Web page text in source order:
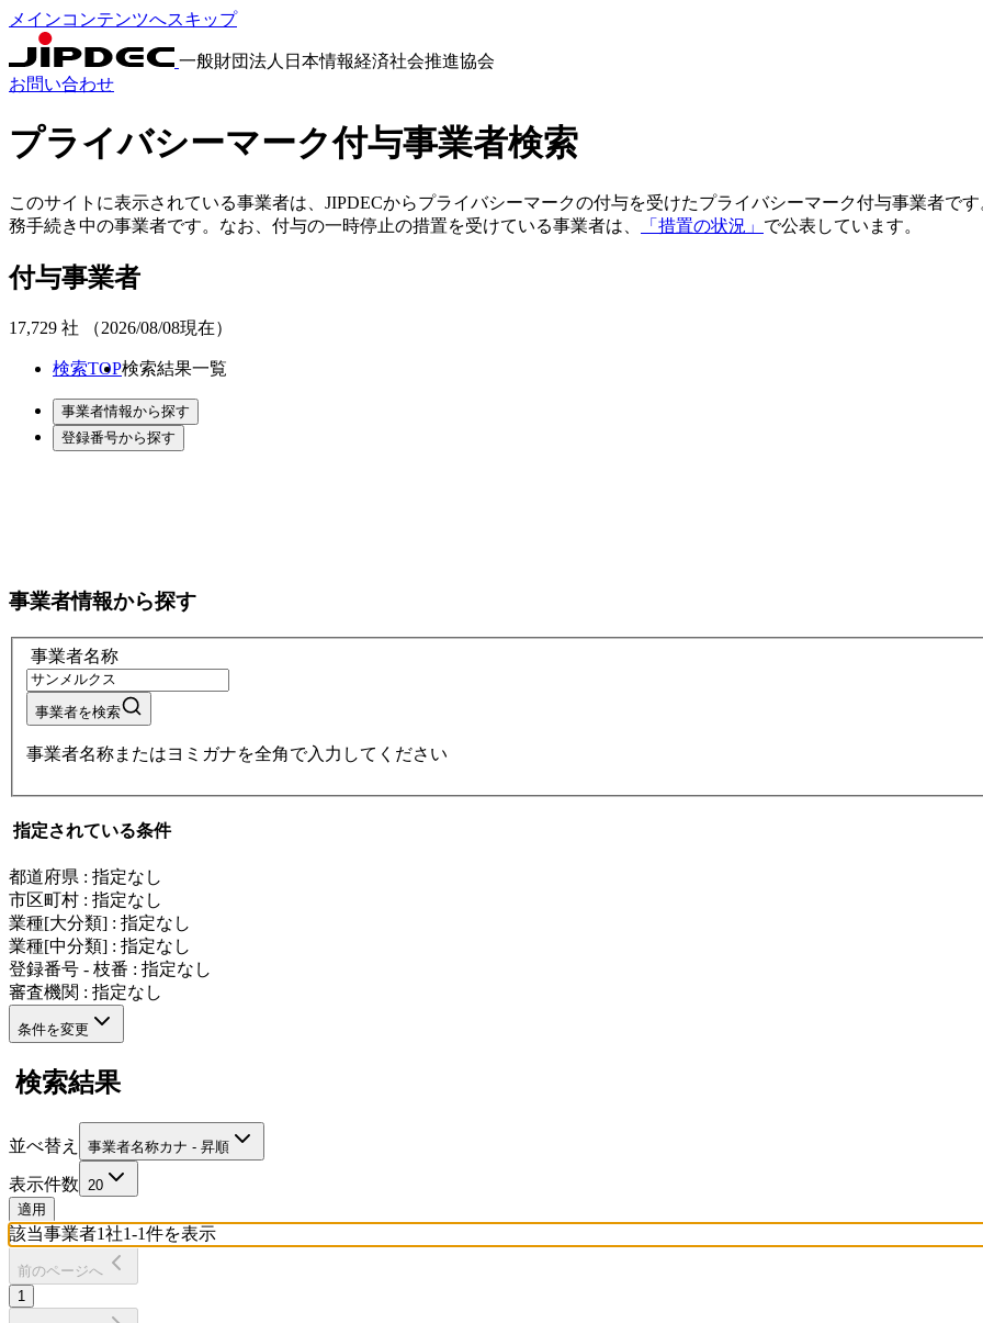
メインコンテンツへスキップ
一般財団法人日本情報経済社会推進協会
お問い合わせ
プライバシーマーク付与事業者検索
このサイトに表示されている事業者は、JIPDECからプライバシーマークの付与を受けたプライバシーマーク付与事業者で
務手続き中の事業者です。なお、付与の⼀時停⽌の措置を受けている事業者は、
「措置の状況」 で公表しています。
付与事業者
17,729 社 （2026/08/08現在）
検索TOP検索結果一覧
事業者情報から探す
登録番号から探す
事業者情報から探す
事業者名称
事業者を検索
事業者名称またはヨミガナを全角で入力してください
指定されている条件
都道府県 : 指定なし
市区町村 : 指定なし
業種[大分類] : 指定なし
業種[中分類] : 指定なし
登録番号 - 枝番 : 指定なし
審査機関 : 指定なし
条件を変更
検索結果
並べ替え 事業者名称カナ - 昇順
表示件数 20
適用
該当事業者1社1-1件を表示
前のページへ
1